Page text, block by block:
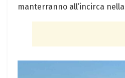
manterranno all’incirca